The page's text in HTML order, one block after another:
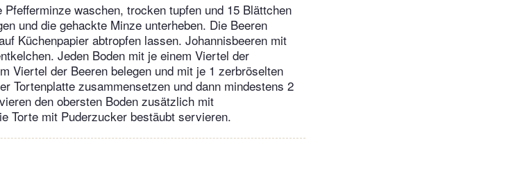
waschen, trocken tupfen und 15 Blättchen
und die gehackte Minze unterheben. Die Beeren
Küchenpapier abtropfen lassen. Johannisbeeren mit
Jeden Boden mit je einem Viertel der
Viertel der Beeren belegen und mit je 1 zerbröselten
Tortenplatte zusammensetzen und dann mindestens 2
den obersten Boden zusätzlich mit
Torte mit Puderzucker bestäubt servieren.